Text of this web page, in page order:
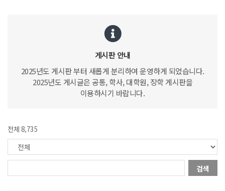
게시판 안내
2025년도 게시판 부터 새롭게 분리하여 운영하게 되었습니다.
2025년도 게시글은 공통, 학사, 대학원, 장학 게시판을
이용하시기 바랍니다.
전체 8,735
검색